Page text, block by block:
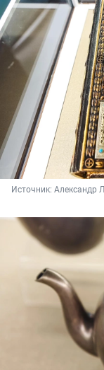
Источник: Александр